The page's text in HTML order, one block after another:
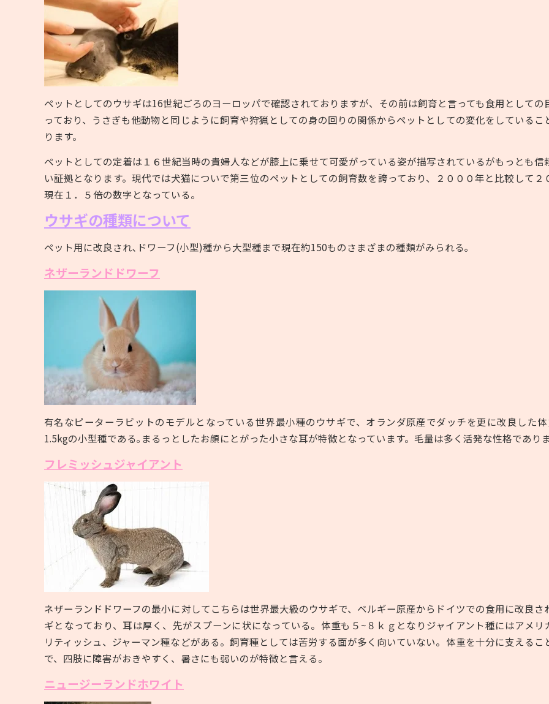
ペットとしてのウサギは16世紀ごろのヨーロッパで確認されておりますが、その前は飼育と言っても食用としての
っており、うさぎも他動物と同じように飼育や狩猟としての身の回りの関係からペットとしての変化をしているこ
ります。
ペットとしての定着は１６世紀当時の貴婦人などが膝上に乗せて可愛がっている姿が描写されているがもっとも信
い証拠となります。現代では犬猫についで第三位のペットとしての飼育数を誇っており、２０００年と比較して２
現在１．５倍の数字となっている。
ウサギの種類について
ペット用に改良され､ドワーフ(小型)種から大型種まで現在約150ものさまざまの種類がみられる｡
ネザーランドドワーフ
有名なピーターラビットのモデルとなっている世界最小種のウサギで、オランダ原産でダッチを更に改良した
1.5kgの小型種である｡まるっとしたお顔にとがった小さな耳が特徴となっています。毛量は多く活発な性格でありま
フレミッシュジャイアント
ネザーランドドワーフの最小に対してこちらは世界最大級のウサギで、ベルギー原産からドイツでの食用に改良さ
ギとなっており、耳は厚く、先がスプーンに状になっている。体重も５ ~ ８ｋｇとなりジャイアント種にはアメリ
リティッシュ、ジャーマン種などがある。飼育種としては苦労する面が多く向いていない。体重を十分に支えるこ
で、四肢に障害がおきやすく、暑さにも弱いのが特徴と言える。
ニュージーランドホワイト